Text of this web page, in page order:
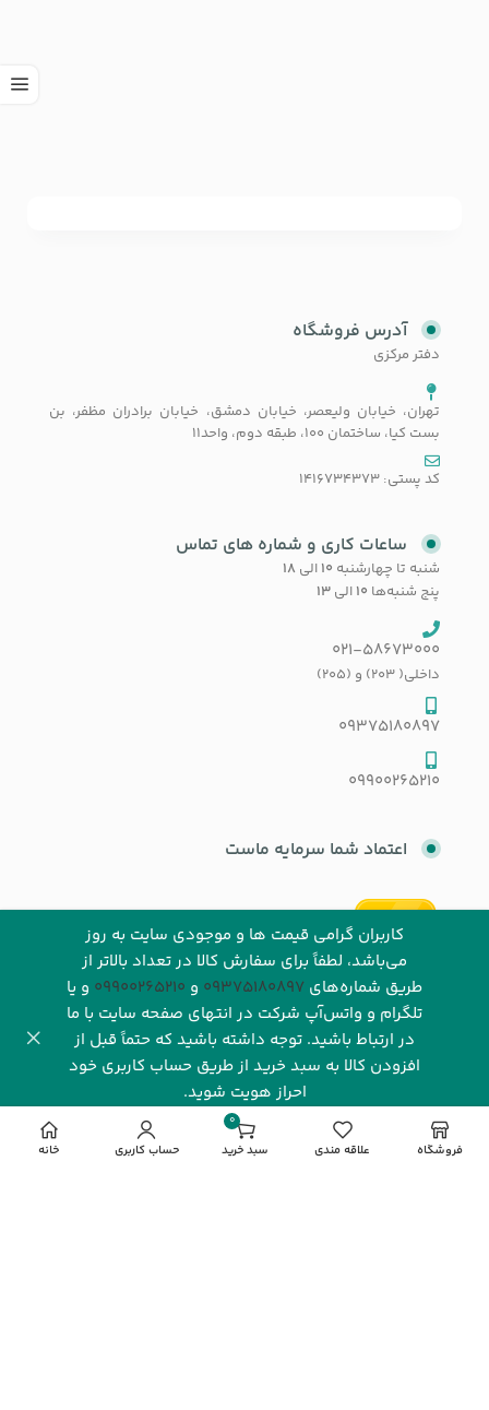
کاربران گرامی قیمت ها و موجودی سایت به روز
می‌باشد، لطفاً برای سفارش کالا در تعداد بالاتر از
طریق شماره‌های‌ 09375180897 و 09900265210 و یا
تلگرام و واتس‌آپ شرکت در انتهای صفحه سایت با ما
در ارتباط باشید. توجه داشته باشید که حتماً قبل از
افزودن کالا به سبد خرید از طریق حساب کاربری خود
احراز هویت شوید.
آدرس فروشگاه
دفتر مرکزی
تهران، خیابان ولیعصر، خیابان دمشق، خیابان برادران مظفر، بن
بست کیا، ساختمان 100، طبقه دوم، واحد11
کد پستی: 1416734373
ساعات کاری و شماره های تماس
شنبه تا چهارشنبه ۱۰ الی ۱۸
پنج شنبه‌ها ۱۰ الی ۱۳
021-58673000
داخلی( 203) و (205)
09375180897
09900265210
اعتماد شما سرمایه ماست
شرکت رهاورد سرزمین البرز با بیش از یک دهه فعالیت مستمر و
تخصصی در صنعت فناوری اطلاعات، یکی از نام‌های شناخته‌شده
و معتبر در بازار دیجیتال ایران به شمار می‌رود. این شرکت با
فروشگاه علاقه مندی
0
مورد
سبد خرید حساب کاربری خانه